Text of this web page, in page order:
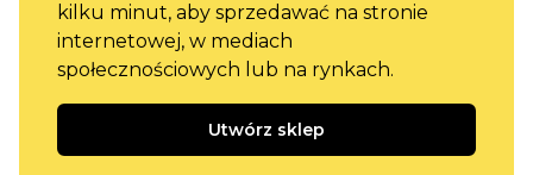
kilku minut, aby sprzedawać na stronie
internetowej, w mediach
społecznościowych lub na rynkach.
Utwórz sklep